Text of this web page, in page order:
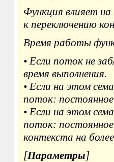
Функция влияет
к переключению
Время работы
• Если поток не
время выполнения.
• Если на этом
поток:
• Если на этом
поток: постоянное
контекста на
[Параметры]